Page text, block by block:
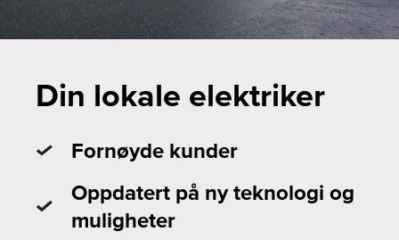
Din lokale elektriker
Fornøyde kunder
Oppdatert på ny teknologi og
muligheter